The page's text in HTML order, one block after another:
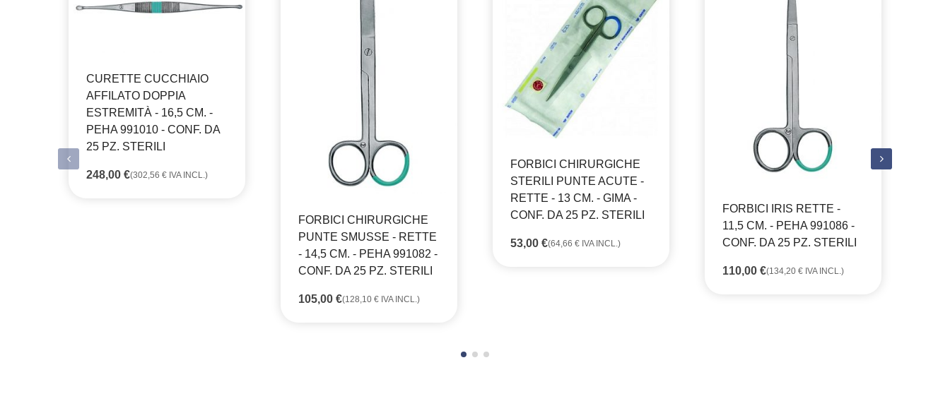
CURETTE CUCCHIAIO
AFFILATO DOPPIA
ESTREMITÀ - 16,5 CM. -
PEHA 991010 - CONF. DA
25 PZ. STERILI
248,00 €(302,56 € IVA INCL.)
FORBICI CHIRURGICHE
PUNTE SMUSSE - RETTE
- 14,5 CM. - PEHA 991082 -
CONF. DA 25 PZ. STERILI
105,00 €(128,10 € IVA INCL.)
FORBICI CHIRURGICHE
STERILI PUNTE ACUTE -
RETTE - 13 CM. - GIMA -
CONF. DA 25 PZ. STERILI
53,00 €(64,66 € IVA INCL.)
FORBICI IRIS RETTE -
11,5 CM. - PEHA 991086 -
CONF. DA 25 PZ. STERILI
110,00 €(134,20 € IVA INCL.)